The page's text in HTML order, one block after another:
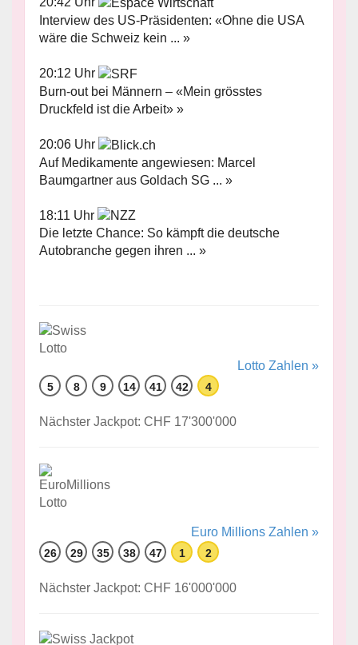
Interview des US-Präsidenten: «Ohne die USA
wäre die Schweiz kein ... »
20:12 Uhr
Burn-out bei Männern – «Mein grösstes
Druckfeld ist die Arbeit» »
20:06 Uhr
Auf Medikamente angewiesen: Marcel
Baumgartner aus Goldach SG ... »
18:11 Uhr
Die letzte Chance: So kämpft die deutsche
Autobranche gegen ihren ... »
Lotto Zahlen »
5 8 9 14 41 42 4
Nächster Jackpot: CHF 17'300'000
Euro Millions Zahlen »
26 29 35 38 47 1 2
Nächster Jackpot: CHF 16'000'000